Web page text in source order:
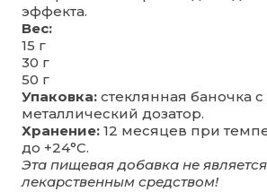
эффекта.
Вес:
15 г
30 г
50 г
Упаковка: стеклянная баночка
металлический дозатор.
Хранение: 12 месяцев при
до +24°C.
Эта пищевая добавка не является
лекарственным средством!